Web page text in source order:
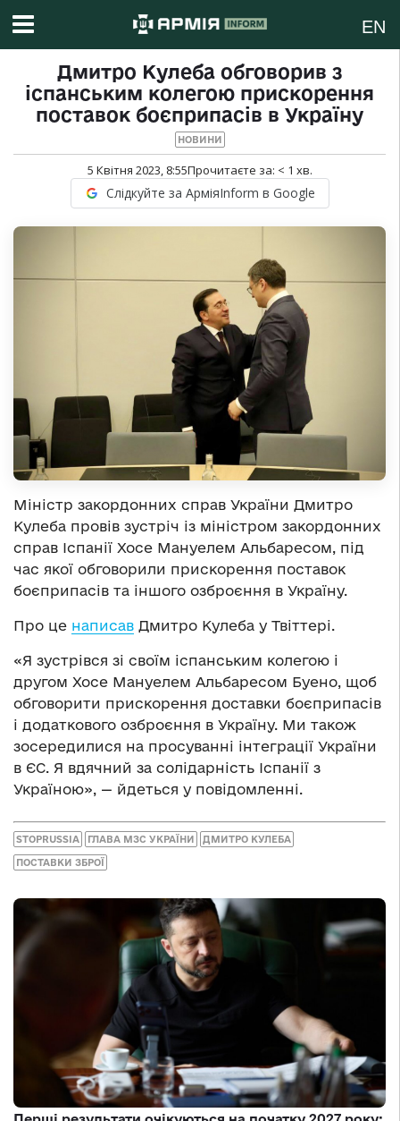
EN
Дмитро Кулеба обговорив з
іспанським колегою прискорення
поставок боєприпасів в Україну
НОВИНИ
5 Квітня 2023, 8:55Прочитаєте за: < 1 хв.
Слідкуйте за АрміяInform в Google
Міністр закордонних справ України Дмитро
Кулеба провів зустріч із міністром закордонних
справ Іспанії Хосе Мануелем Альбаресом, під
час якої обговорили прискорення поставок
боєприпасів та іншого озброєння в Україну.
Про це написав Дмитро Кулеба у Твіттері.
«Я зустрівся зі своїм іспанським колегою і
другом Хосе Мануелем Альбаресом Буено, щоб
обговорити прискорення доставки боєприпасів
і додаткового озброєння в Україну. Ми також
зосередилися на просуванні інтеграції України
в ЄС. Я вдячний за солідарність Іспанії з
Україною», — йдеться у повідомленні.
STOPRUSSIA ГЛАВА МЗС УКРАЇНИ ДМИТРО КУЛЕБА
ПОСТАВКИ ЗБРОЇ